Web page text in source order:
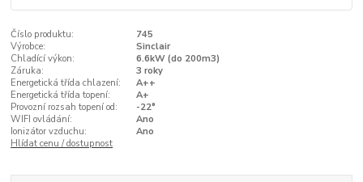
Číslo produktu:
745
Výrobce:
Sinclair
Chladící výkon:
6.6kW (do 200m3)
Záruka:
3 roky
Energetická třída chlazení:
A++
Energetická třída topení:
A+
Provozní rozsah topení od:
-22°
WIFI ovládání:
Ano
Ionizátor vzduchu:
Ano
Hlídat cenu / dostupnost